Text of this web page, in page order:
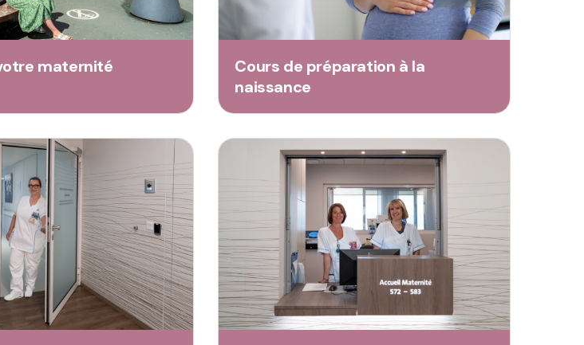
maternité
Cours de préparation à la
naissance